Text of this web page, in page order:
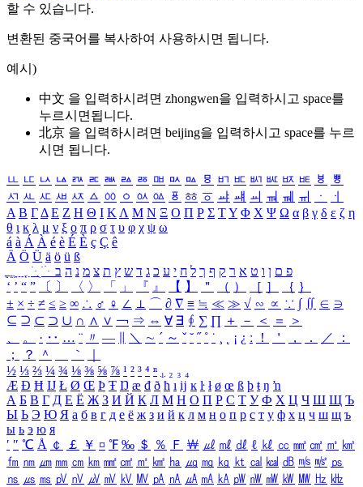
할 수 있습니다.
변환된 중국어를 복사하여 사용하시면 됩니다.
예시)
中文 을 입력하시려면 zhongwen을 입력하시고 space를
누르시면됩니다.
北京 을 입력하시려면 beijing을 입력하시고 space를 누르
시면 됩니다.
ㅥ ㅦ ㅧ ㅨ ㅩ ㅪ ㅫ ㅬ ㅭ ㅮ ㅯ ㅰ ㅱ ㅲ ㅳ ㅴ ㅵ ㅶ ㅷ ㅸ
ㅹ
ㅺ ㅻ ㅼ ㅽ ㅾ ㅿ ㆀ ㆁ ㆂ ㆃ ㆄ ㆅ ㆆ ㆇ ㆈ ㆉ ㆊ ㆋ ㆌ ㆍ
ㆎ
Α Β ΓΔ Ε Ζ Η Θ Ι ΚΛ Μ Ν Ξ Ο Π Ρ Σ ΤΥ Φ Χ Ψ Ω α β γ δ ε ζ η
θ ι κ λ μ ν ξ ο π ρ σ τ υ φ χ ψ ω
á à Á À é è É È ç Ç ê
Ä Ö Ü ä ö ü ß
ִֶֹ ֻּ ׁׂ פ ם ן ו ט א ר ק ף ך ל ח י ע כ ג ד ש ץ ת צ מ נ ה ב
‘ ’ “ ” 〔 〕 〈 〉 「 」 『 』 【 】 ＂ （ ） ［ ］ ｛ ｝
± × ÷ ≠ ≤ ≥ ∞ ∴ ♂ ♀ ∠ ⊥ ⌒ ∂ ∇ ≡ ≒ ≪ ≫ √ ∽ ∝ ∵ ∫ ∬ ∈ ∋
⊆ ⊇ ⊂ ⊃ ∪ ∩ ∧ ∨ ￢ ⇒ ⇔ ∀ ∃ ∮ ∑ ∏ ＋ － ＜ ＝
＞
、
。 · ‥ … ¨ 〃 ― ＼ ∼ ´ ～ ˇ ˘ ˝ ˚ ˙ ¸ ¡ ¿ ː ！ ＇ ， ． ／
：
；
？ ＾ ｀
½ ⅓ ⅔ ¼ ¾ ⅛ ⅜ ⅝ ⅞ ¹ ² ³ ⁴ ⁿ ₁ ₂ ₃ ₄
Æ Ð Ħ Ĳ Ł Ø Œ Þ Ŧ Ŋ æ đ ð ħ ı ĳ ĸ ŀ ł ø œ ß þ ŧ ŋ ŉ
А Б В Г Д Е Ё Ж З И Й К Л М Н О П Р С Т У Ф Х Ц Ч Ш Щ Ъ
Ы Ь Э Ю Я а б в г д е ё ж з и й к л м н о п р с т у ф х ц ч ш щ ъ
ы ь э ю я
′ ″ ℃ Å ￠ ￡ ￥ ¤ ℉ ‰ ＄ ％ Ｆ ￦ ㎕ ㎖ ㎗ ℓ ㎘ ㏄ ㎣ ㎤ ㎥ ㎦
㎙ ㎚ ㎛ ㎜ ㎝ ㎞ ㎟ ㎠ ㎡ ㎢ ㏊ ㎍ ㎎ ㎏ ㏏ ㎈ ㎉ ㏈ ㎧ ㎨ ㎰
㎱ ㎲ ㎳ ㎴ ㎵ ㎶ ㎷ ㎸ ㎹ ㎀ ㎁ ㎂ ㎃ ㎄ ㎺ ㎻ ㎽ ㎾ ㎿ ㎐ ㎑